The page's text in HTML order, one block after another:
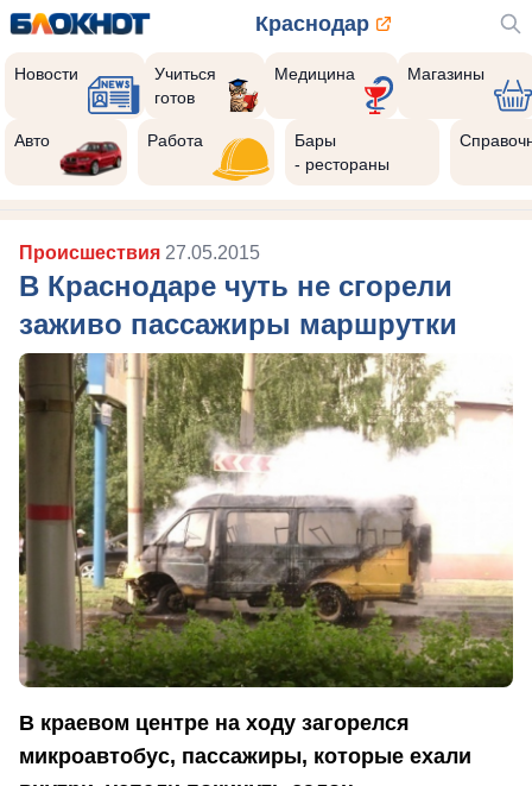
Краснодар
Новости
Учиться
готов
Медицина Магазины
Авто Работа
Бары
- рестораны
Происшествия 27.05.2015
В Краснодаре чуть не сгорели
заживо пассажиры маршрутки
В краевом центре на ходу загорелся
микроавтобус, пассажиры, которые ехали